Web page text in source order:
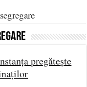
pregătește